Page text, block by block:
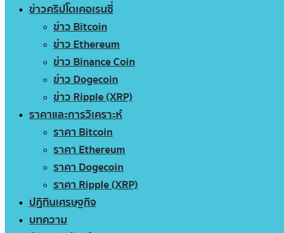
ข่าวคริปโตเคอเรนซี่
ข่าว Bitcoin
ข่าว Ethereum
ข่าว Binance Coin
ข่าว Dogecoin
ข่าว Ripple (XRP)
ราคาและการวิเคราะห์
ราคา Bitcoin
ราคา Ethereum
ราคา Dogecoin
ราคา Ripple (XRP)
ปฏิทินเศรษฐกิจ
บทความ